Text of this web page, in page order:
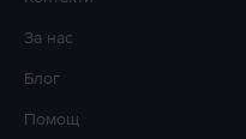
За нас
Блог
Помощ